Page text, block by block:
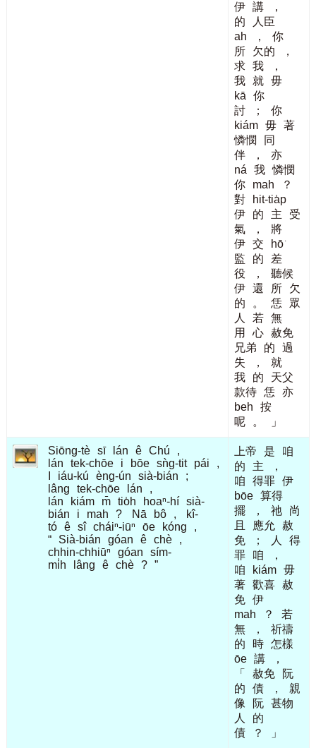
伊 講
，
的
人臣
ah
，
你
所
欠的
，
求 我
，
我
就 毋
kā
你
討
；
你
kiám 毋 著
憐憫
同
伴
，
亦
ná
我 憐憫
你
mah
？
對
hit-tia̍p
伊
的 主
受
氣
，
將
伊 交
hō͘
監
的
差
役
，
聽候
伊 還 所
欠
的
。 恁
眾
人
若 無
用
心 赦免
兄弟
的
過
失
，
就
我
的
天父
款待 恁 亦
beh
按
呢
。 」
Siōng-tè sī lán ê Chú
,
lán
tek-chōe i bōe sǹg-tit pái
,
iáu-kú èng-ún sià-bián
;
lâng
tek-chōe lán
,
lán
kiám m̄ tio̍h hoaⁿ-hí sià-
bián
i mah ? Nā bô ,
kî-
tó ê sî cháiⁿ-iūⁿ ōe kóng
,
“
Sià-bián góan ê chè
,
chhin-chhiūⁿ
góan
sím-
mi̍h
lâng ê chè ? ”
上帝 是
咱
的
主
，
咱
得罪 伊
bōe 算得
擺
， 祂
尚
且
應允 赦
免
； 人
得
罪
咱
，
咱
kiám 毋
著 歡喜 赦
免 伊
mah
？
若
無
，
祈禱
的
時 怎樣
ōe 講
，
「
赦免
阮
的
債 ，
親
像
阮 甚物
人
的
債
？ 」